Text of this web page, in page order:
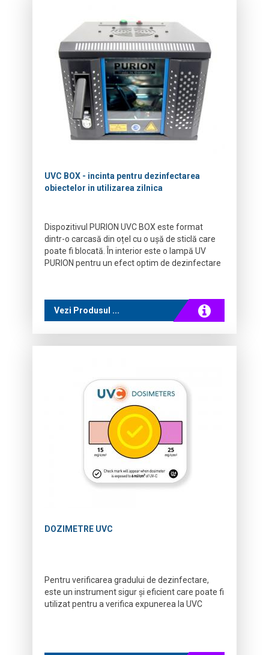
UVC BOX - incinta pentru dezinfectarea
obiectelor in utilizarea zilnica
Dispozitivul PURION UVC BOX este format
dintr-o carcasă din oțel cu o ușă de sticlă care
poate fi blocată. În interior este o lampă UV
PURION pentru un efect optim de dezinfectare
Vezi Produsul ...
DOZIMETRE UVC
Pentru verificarea gradului de dezinfectare,
este un instrument sigur și eficient care poate fi
utilizat pentru a verifica expunerea la UVC